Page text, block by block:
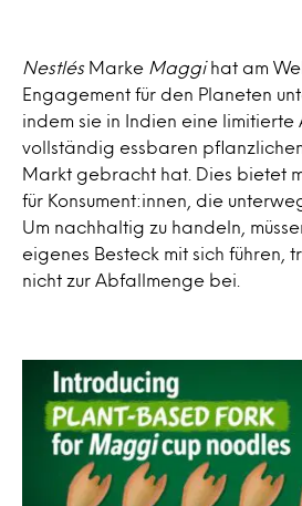
Nestlés Marke Maggihat am
Engagement für den Planeten
indem sie in Indien eine limitierte
vollständig essbaren
Markt gebracht hat. Dies bietet
für Konsument:innen, die
Um nachhaltig zu handeln,
eigenes Besteck mit sich führen,
nicht zur Abfallmenge bei.